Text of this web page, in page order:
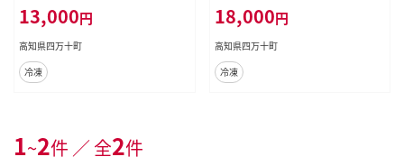
13,000円
高知県四万十町
冷凍
18,000円
高知県四万十町
冷凍
1~2件 ／ 全2件